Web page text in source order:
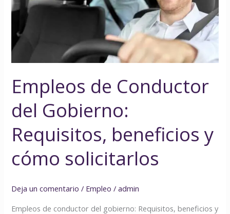
Empleos de Conductor
del Gobierno:
Requisitos, beneficios y
cómo solicitarlos
Deja un comentario / Empleo /admin
Empleos de conductor del gobierno: Requisitos, beneficios y
Gobierno:
Requisitos,
beneficios
y
cómo